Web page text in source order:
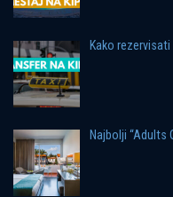
Kako
Najbolji “Adults